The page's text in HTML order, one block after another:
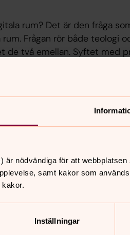
är nödvändiga för att
samt kakor som
Inställningar
rum? Det är den fråga
Frågan rör både teologi
de två emellan. Syftet med
försam­lingars
av pandemirestriktioner. I
annat hand­lar om: hållbar
och digitala samtalsgrupper.
församlingar kan samverka
inspiration för dem som
mellan Stockholms stift,
Utifrån erfarenheterna
Högskolan Stockholm
stift.